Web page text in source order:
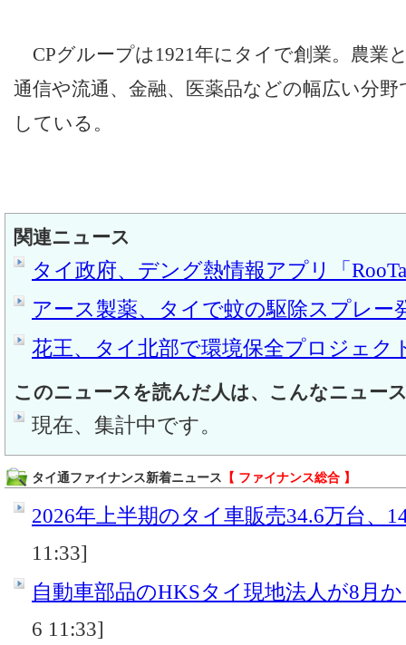
CPグループは1921年にタイで創業。農業
通信や流通、金融、医薬品などの幅広い分
している。
関連ニュース
タイ政府、デング熱情報アプリ「
アース製薬、タイで蚊の駆除スプレ
花王、タイ北部で環境保全プロジェク
このニュースを読んだ人は、こんなニュー
現在、集計中です。
タイ通ファイナンス新着ニュース 【 ファイナンス総合 】
2026年上半期のタイ車販売34.6万台、
11:33]
自動車部品のHKSタイ現地法人が8月
6 11:33]